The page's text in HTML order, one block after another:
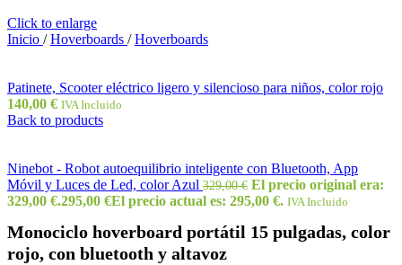
Click to enlarge
Inicio / Hoverboards / Hoverboards
Patinete, Scooter eléctrico ligero y silencioso para niños, color rojo
140,00 € IVA Incluido
Back to products
Ninebot - Robot autoequilibrio inteligente con Bluetooth, App
Móvil y Luces de Led, color Azul 329,00€ El precio original era:
329,00 €.295,00 €El precio actual es: 295,00 €. IVA Incluido
Monociclo hoverboard portátil 15 pulgadas, color
rojo, con bluetooth y altavoz